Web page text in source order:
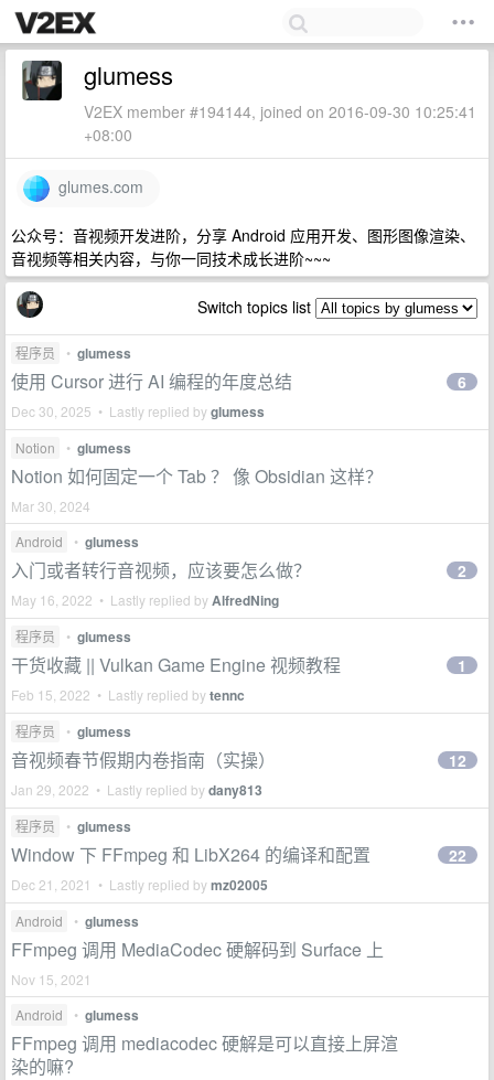
glumess
V2EX member #194144, joined on 2016-09-30 10:25:41
+08:00
glumes.com
公众号：音视频开发进阶，分享 Android 应用开发、图形图像渲染、
音视频等相关内容，与你一同技术成长进阶~~~
Switch topics list
程序员 • glumess
使用 Cursor 进行 AI 编程的年度总结
Dec 30, 2025 • Lastly replied byglumess
6
Notion • glumess
Notion 如何固定一个 Tab ？ 像 Obsidian 这样？
Mar 30, 2024
Android
• glumess
入门或者转行音视频，应该要怎么做？
May 16, 2022 • Lastly replied byAlfredNing
2
程序员 • glumess
干货收藏 || Vulkan Game Engine 视频教程
Feb 15, 2022 • Lastly replied bytennc
1
程序员 • glumess
音视频春节假期内卷指南（实操）
Jan 29, 2022 • Lastly replied bydany813
12
程序员 • glumess
Window 下 FFmpeg 和 LibX264 的编译和配置
Dec 21, 2021 • Lastly replied bymz02005
22
Android • glumess
FFmpeg 调用 MediaCodec 硬解码到 Surface 上
Nov 15, 2021
Android
• glumess
FFmpeg 调用 mediacodec 硬解是可以直接上屏渲
染的嘛?